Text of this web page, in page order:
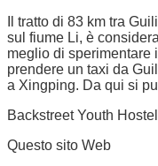
Il tratto di 83 km tra
sul fiume Li, è
meglio di sperimentare
prendere un taxi da
a Xingping. Da qui si
Backstreet Youth
Questo sito Web